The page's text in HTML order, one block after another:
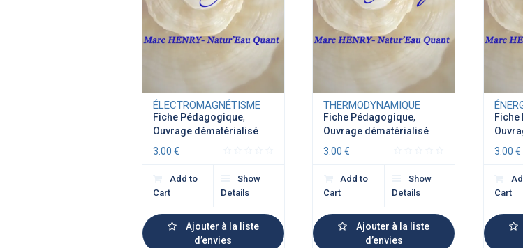
ÉLECTROMAGNÉTISME
Fiche Pédagogique,
Ouvrage dématérialisé
3.00 €
Add to
Cart
Show
Details
Ajouter à la liste
d’envies
THERMODYNAMIQUE
Fiche Pédagogique,
Ouvrage dématérialisé
3.00€
Add to
Cart
Show
Details
Ajouter à la liste
d’envies
Fiche
3.00 €
Cart